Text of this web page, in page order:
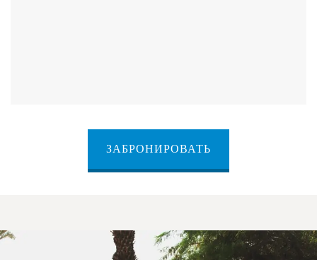
ЗАБРОНИРОВАТЬ